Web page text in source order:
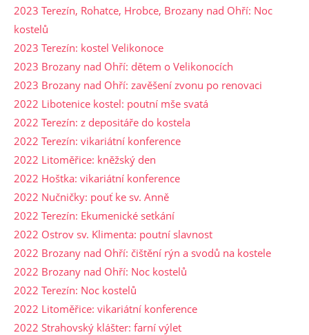
2023 Terezín, Rohatce, Hrobce, Brozany nad Ohří: Noc
kostelů
2023 Terezín: kostel Velikonoce
2023 Brozany nad Ohří: dětem o Velikonocích
2023 Brozany nad Ohří: zavěšení zvonu po renovaci
2022 Libotenice kostel: poutní mše svatá
2022 Terezín: z depositáře do kostela
2022 Terezín: vikariátní konference
2022 Litoměřice: kněžský den
2022 Hoštka: vikariátní konference
2022 Nučničky: pouť ke sv. Anně
2022 Terezín: Ekumenické setkání
2022 Ostrov sv. Klimenta: poutní slavnost
2022 Brozany nad Ohří: čištění rýn a svodů na kostele
2022 Brozany nad Ohří: Noc kostelů
2022 Terezín: Noc kostelů
2022 Litoměřice: vikariátní konference
2022 Strahovský klášter: farní výlet